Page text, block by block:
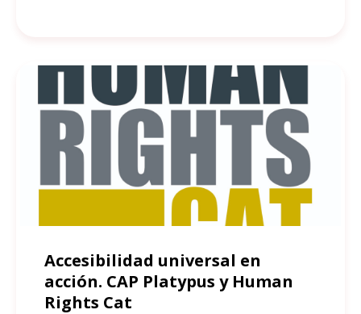
Accesibilidad universal en
acción. CAP Platypus y Human
Rights Cat